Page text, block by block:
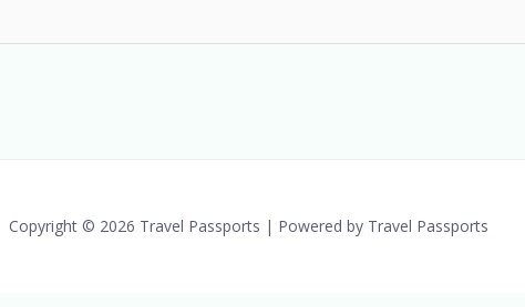
Copyright © 2026 Travel Passports | Powered by Travel Passports